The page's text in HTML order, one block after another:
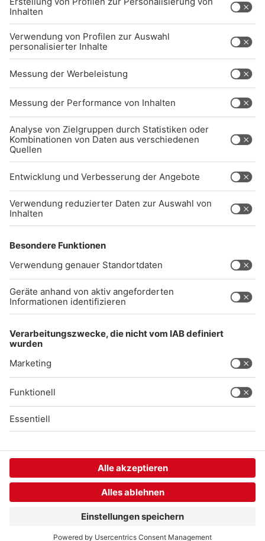
BARRIEREFREIHEIT: WIR ARBEITEN DERZEIT
AKTIV DARAN, UNSERE WEBSITE
BARRIEREFREI ZU GESTALTEN - GEMÄSS D
EN ANFORDERUNGEN DES B
ARRIEREFREIHEITSSTÄRKUNGSGESETZES. W
ENN SIE AUF BARRIEREN STOSSEN ODER UN
NTAKTIEREN SIE UNS GERNE.
Studio-Hotline
(089) 38 38 38 38
info@radiogong.de
Impressum
Audiothek
Unexpected Application Error!
crypto.randomUUID is not a function
at https://chat-embed.branchly.io/assets/
at https://chat-embed.branchly.io/assets/
at dL (https://chat-embed.branchly.io/assets/
at https://chat-embed.branchly.io/assets/
at https://chat-embed.branchly.io/assets/
at https://chat-embed.branchly.io/assets/
at https://chat-embed.branchly.io/assets/
at SL (https://chat-embed.branchly.io/assets/
at kp (https://chat-embed.branchly.io/assets/